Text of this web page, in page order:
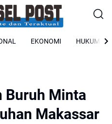
EKONOMI HUKUM
Buruh Minta
Makassar